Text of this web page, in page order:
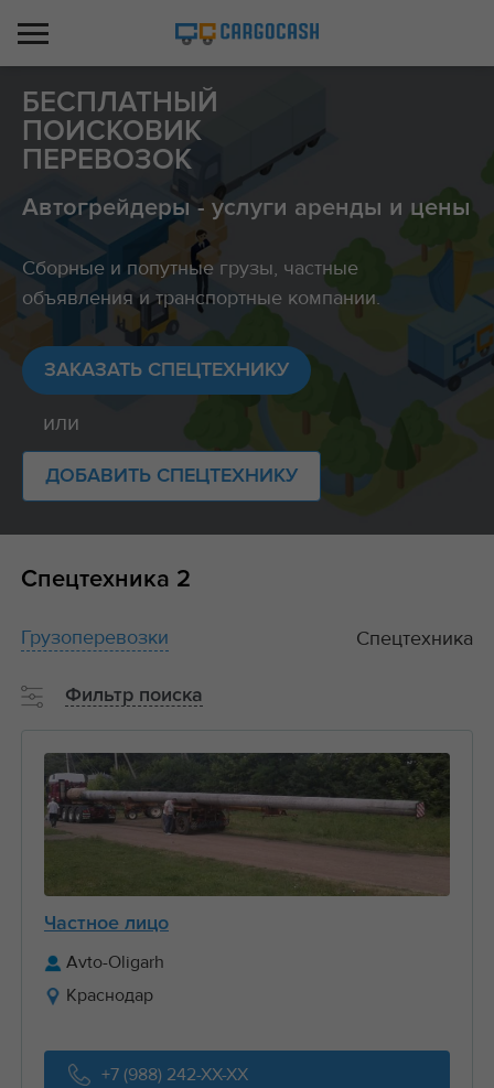
БЕСПЛАТНЫЙ
ПОИСКОВИК
ПЕРЕВОЗОК
Автогрейдеры - услуги аренды и цены
Сборные и попутные грузы, частные
объявления и транспортные компании.
ЗАКАЗАТЬ СПЕЦТЕХНИКУ
или
ДОБАВИТЬ СПЕЦТЕХНИКУ
Спецтехника 2
Частное лицо
Avto-Oligarh
Краснодар
+7 (988) 242-XX-XX
Грузоперевозки Спецтехника
Фильтр поиска